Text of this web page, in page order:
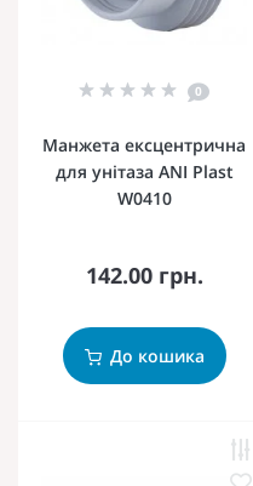
0
Манжета ексцентрична
для унітаза ANI Plast
W0410
142.00 грн.
До кошика